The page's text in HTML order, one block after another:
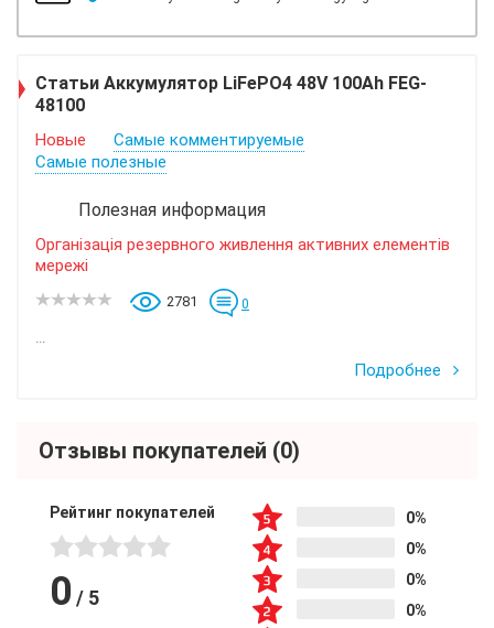
Статьи Аккумулятор LiFePO4 48V 100Ah FEG-
48100
Новые
Самые комментируемые
Самые полезные
Полезная информация
Організація резервного живлення активних елементів
мережі
2781 0
...
Подробнее
Отзывы покупателей (0)
Рейтинг покупателей
0 / 5
0%
0%
0%
0%